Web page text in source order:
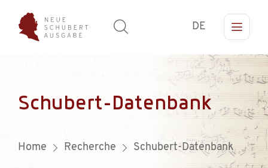
DE
Schubert-Datenbank
Home Recherche Schubert-Datenbank